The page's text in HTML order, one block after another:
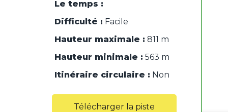
Le temps :
Difficulté : Facile
Hauteur maximale : 811 m
Hauteur minimale : 563 m
Itinéraire circulaire : Non
Télécharger la piste